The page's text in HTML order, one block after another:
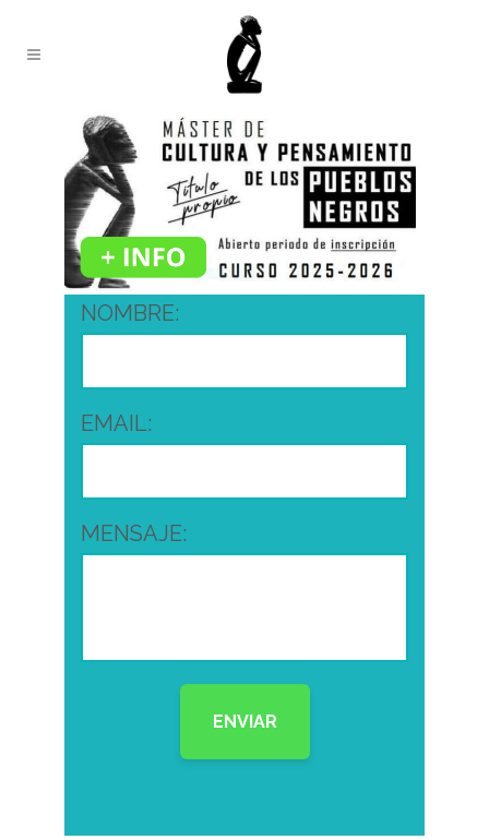
NOMBRE:
EMAIL:
MENSAJE: